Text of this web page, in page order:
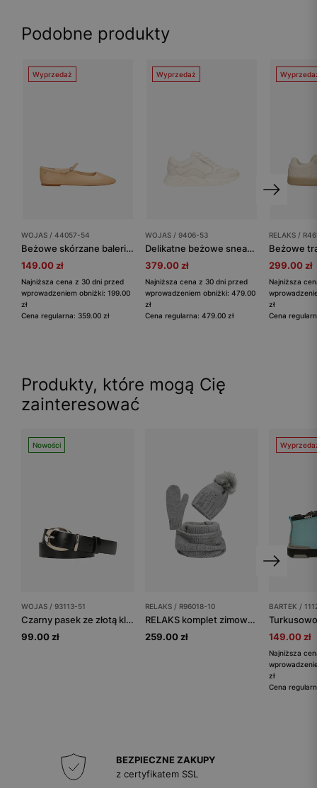
Podobne produkty
Wyprzedaż
WOJAS / 44057-54
Beżowe skórzane baleriny z paskiem na podbiciu
149.00 zł
Najniższa cena z 30 dni przed
wprowadzeniem obniżki: 199.00
zł
Cena regularna: 359.00 zł
Wyprzedaż
WOJAS / 9406-53
Delikatne beżowe sneakersy damskie
379.00 zł
Najniższa cena z 30 dni przed
wprowadzeniem obniżki: 479.00
zł
Cena regularna: 479.00 zł
RELAKS /
299.00 zł
Najniższa
zł
Cena
Produkty, które mogą Cię
zainteresować
Nowości
WOJAS / 93113-51
Czarny pasek ze złotą klamrą
99.00 zł
RELAKS / R96018-10
RELAKS komplet zimowy czapka + komin + rękawiczki
259.00 zł
BARTEK /
149.00 zł
Najniższa
zł
Cena
BEZPIECZNE ZAKUPY
z certyfikatem SSL